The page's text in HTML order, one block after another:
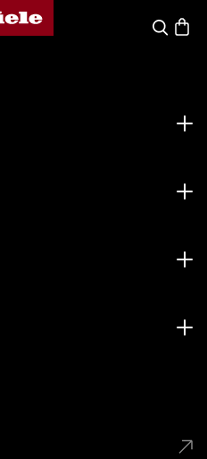
di Miele
Cerca